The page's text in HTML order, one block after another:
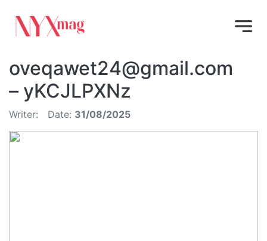
oveqawet24@gmail.com
– yKCJLPXNz
Writer: Date: 31/08/2025